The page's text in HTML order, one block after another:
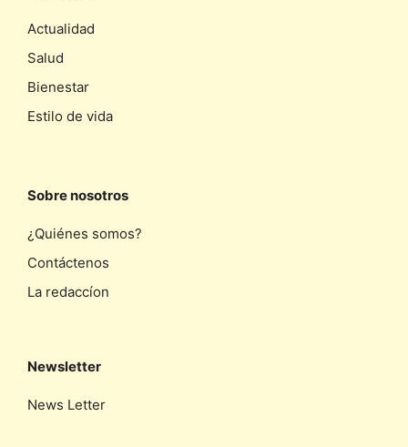
Actualidad
Salud
Bienestar
Estilo de vida
Sobre nosotros
¿Quiénes somos?
Contáctenos
La redaccíon
Newsletter
News Letter